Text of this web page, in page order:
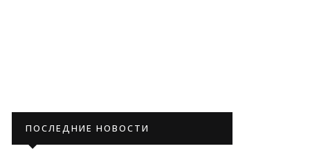
ПОСЛЕДНИЕ НОВОСТИ